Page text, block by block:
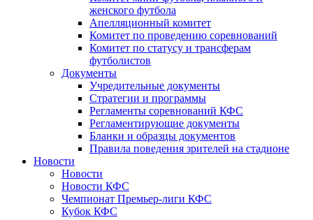
женского футбола
Апелляционный комитет
Комитет по проведению соревнований
Комитет по статусу и трансферам
футболистов
Документы
Учредительные документы
Стратегии и программы
Регламенты соревнований КФС
Регламентирующие документы
Бланки и образцы документов
Правила поведения зрителей на стадионе
Новости
Новости
Новости КФС
Чемпионат Премьер-лиги КФС
Кубок КФС